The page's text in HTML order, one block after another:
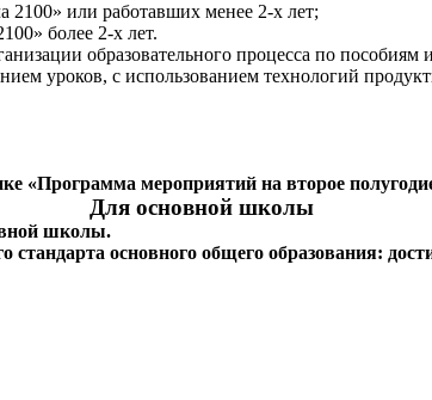
или работавших менее 2-х лет;
более 2-х лет.
образовательного процесса по
уроков, с использованием технологий
«Программа мероприятий на второе
Для основной школы
школы.
стандарта основного общего образования: